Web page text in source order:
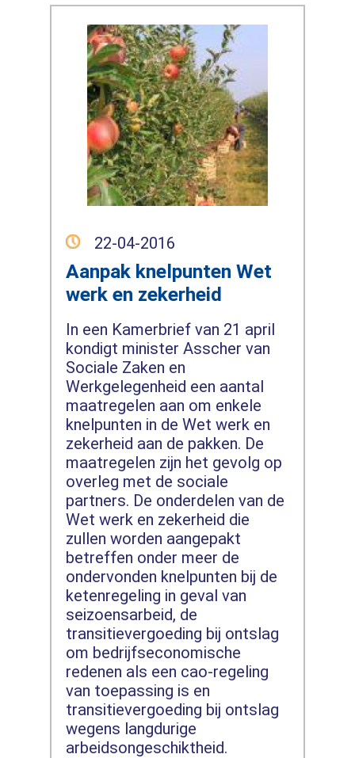
22-04-2016
Aanpak knelpunten Wet
werk en zekerheid
In een Kamerbrief van 21 april
kondigt minister Asscher van
Sociale Zaken en
Werkgelegenheid een aantal
maatregelen aan om enkele
knelpunten in de Wet werk en
zekerheid aan de pakken. De
maatregelen zijn het gevolg op
overleg met de sociale
partners. De onderdelen van de
Wet werk en zekerheid die
zullen worden aangepakt
betreffen onder meer de
ondervonden knelpunten bij de
ketenregeling in geval van
seizoensarbeid, de
transitievergoeding bij ontslag
om bedrijfseconomische
redenen als een cao-regeling
van toepassing is en
transitievergoeding bij ontslag
wegens langdurige
arbeidsongeschiktheid.